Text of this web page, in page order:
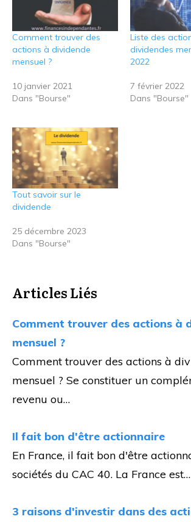
Comment trouver des
actions à dividende
mensuel ?
10 janvier 2021
Dans "Bourse"
Liste des
dividendes
2022
7 février 2022
Dans "Bourse"
Tout savoir sur le
dividende
25 décembre 2023
Dans "Bourse"
Articles Liés
Comment trouver des actions à
mensuel ?
Comment trouver des actions à
mensuel ? Se constituer un
revenu ou…
Il fait bon d'être actionnaire
En France, il fait bon d'être
sociétés du CAC 40. La France est…
3 raisons d'investir dans des